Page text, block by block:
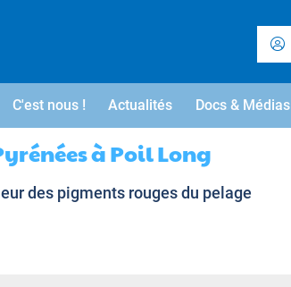
C'est nous ! Actualités Docs & Médias
à Poil Long
des pigments rouges du pelage